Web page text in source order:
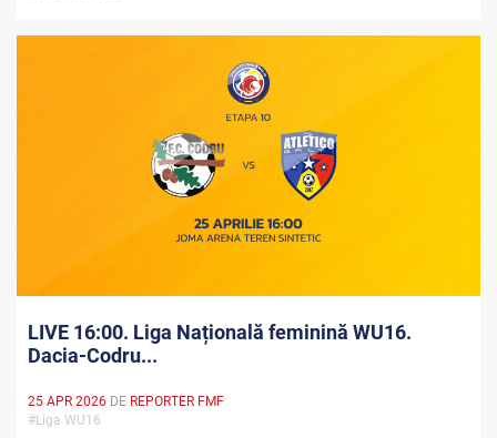
LIVE 16:00. Liga Națională feminină WU16.
Dacia-Codru...
25 APR 2026 DE REPORTER FMF
#Liga WU16